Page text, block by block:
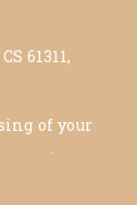
61311,
of your
.